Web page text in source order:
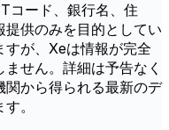
コード、銀行名、住
供のみを目的としてい
すが、Xeは情報が完全
せん。詳細は予告なく
から得られる最新のデ
。